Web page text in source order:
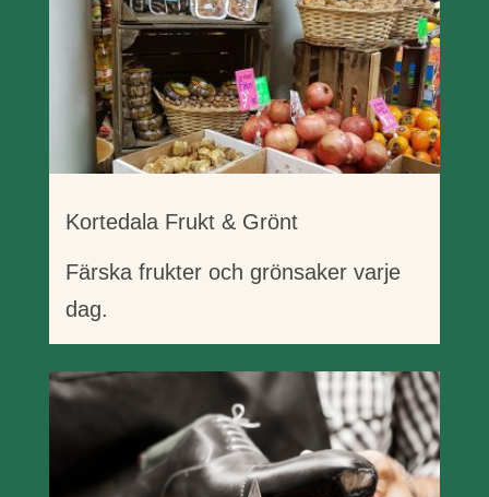
Kortedala Frukt & Grönt
Färska frukter och grönsaker varje
dag.